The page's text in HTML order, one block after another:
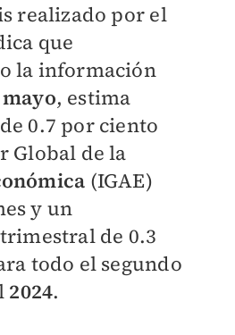
realizado por el
que
la información
mayo, estima
0.7 por ciento
Global de la
(IGAE)
y un
de 0.3
todo el segundo
2024.